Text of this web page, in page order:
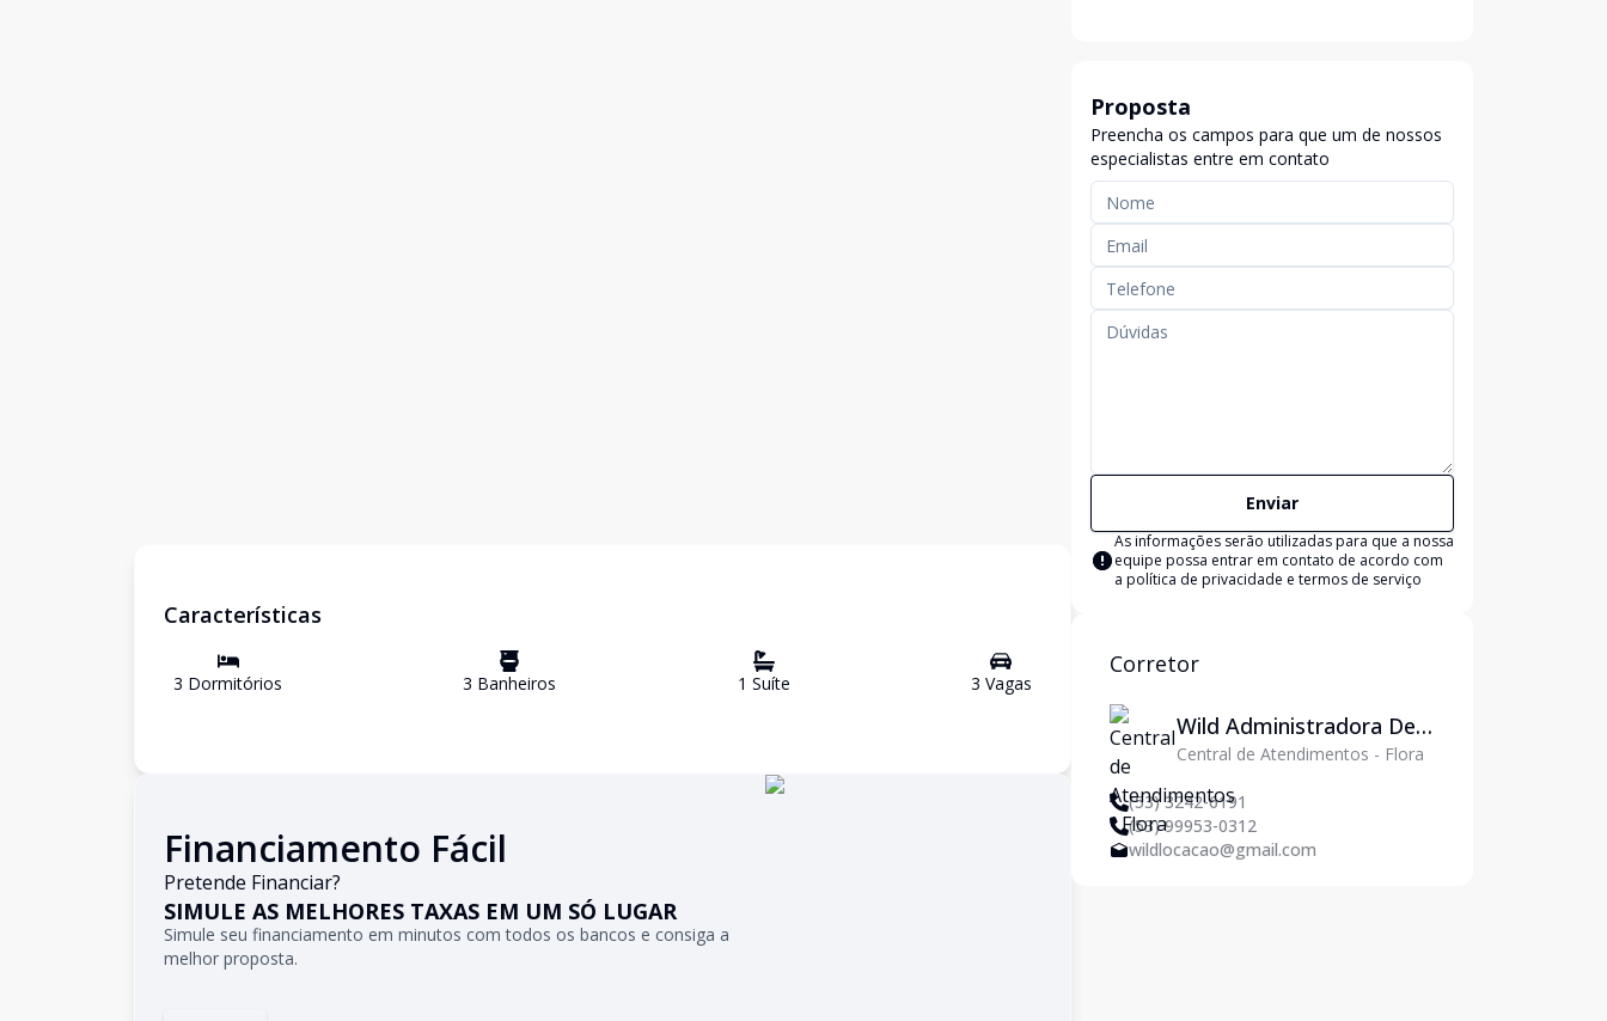
Características
3 Dormitórios 3 Banheiros 1 Suíte 3 Vagas
Financiamento Fácil
Pretende Financiar?
SIMULE AS MELHORES TAXAS EM UM SÓ LUGAR
Simule seu financiamento em minutos com todos os bancos e consiga a
melhor proposta.
Proposta
Preencha os campos para que um de nossos
especialistas entre em contato
Enviar
As informações serão utilizadas para que a nossa
equipe possa entrar em contato de acordo com
a política de privacidade e termos de serviço
Corretor
Wild Administradora De
Imóveis Ltda
Central de Atendimentos - Flora
(53) 3242-6191
(53) 99953-0312
wildlocacao@gmail.com